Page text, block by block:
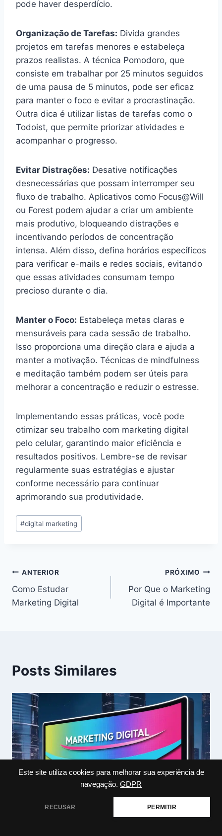
Este site utiliza cookies para melhorar sua experiência de
navegação. GDPR
RECUSAR PERMITIR
pode haver desperdício.
Organização de Tarefas: Divida grandes
projetos em tarefas menores e estabeleça
prazos realistas. A técnica Pomodoro, que
consiste em trabalhar por 25 minutos seguidos
de uma pausa de 5 minutos, pode ser eficaz
para manter o foco e evitar a procrastinação.
Outra dica é utilizar listas de tarefas como o
Todoist, que permite priorizar atividades e
acompanhar o progresso.
Evitar Distrações: Desative notificações
desnecessárias que possam interromper seu
fluxo de trabalho. Aplicativos como Focus@Will
ou Forest podem ajudar a criar um ambiente
mais produtivo, bloqueando distrações e
incentivando períodos de concentração
intensa. Além disso, defina horários específicos
para verificar e-mails e redes sociais, evitando
que essas atividades consumam tempo
precioso durante o dia.
Manter o Foco: Estabeleça metas claras e
mensuráveis para cada sessão de trabalho.
Isso proporciona uma direção clara e ajuda a
manter a motivação. Técnicas de mindfulness
e meditação também podem ser úteis para
melhorar a concentração e reduzir o estresse.
Implementando essas práticas, você pode
otimizar seu trabalho com marketing digital
pelo celular, garantindo maior eficiência e
resultados positivos. Lembre-se de revisar
regularmente suas estratégias e ajustar
conforme necessário para continuar
aprimorando sua produtividade.
Tags
do
#digital marketing
Navegação
de
ANTERIOR
Como Estudar
Marketing Digital
PRÓXIMO
Por Que o Marketing
Digital é Importante
Posts Similares